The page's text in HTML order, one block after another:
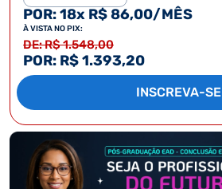
POR: 18x R$ 86,00/MÊS
À VISTA NO PIX:
DE: R$ 1.548,00
POR: R$ 1.393,20
INSCREVA-SE